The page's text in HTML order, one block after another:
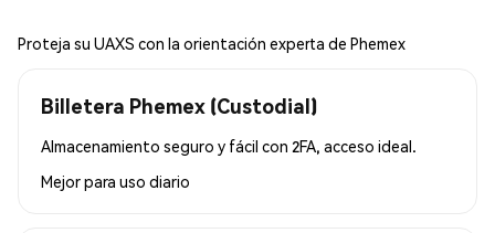
Proteja su UAXS con la orientación experta de Phemex
Billetera Phemex (Custodial)
Almacenamiento seguro y fácil con 2FA, acceso ideal.
Mejor para uso diario